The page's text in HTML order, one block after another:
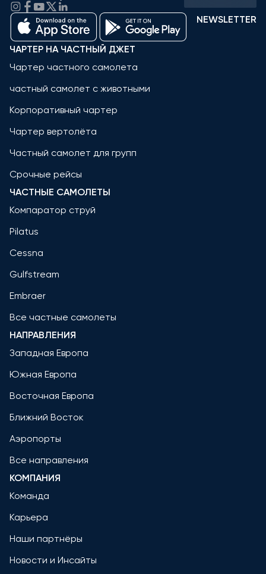
NEWSLETTER
ЧАРТЕР НА ЧАСТНЫЙ ДЖЕТ
Чартер частного самолета
частный самолет с животными
Корпоративный чартер
Чартер вертолёта
Частный самолет для групп
Срочные рейсы
ЧАСТНЫЕ САМОЛЕТЫ
Компаратор струй
Pilatus
Cessna
Gulfstream
Embraer
Все частные самолеты
НАПРАВЛЕНИЯ
Западная Европа
Южная Европа
Восточная Европа
Ближний Восток
Аэропорты
Все направления
КОМПАНИЯ
Команда
Карьера
Наши партнёры
Новости и Инсайты